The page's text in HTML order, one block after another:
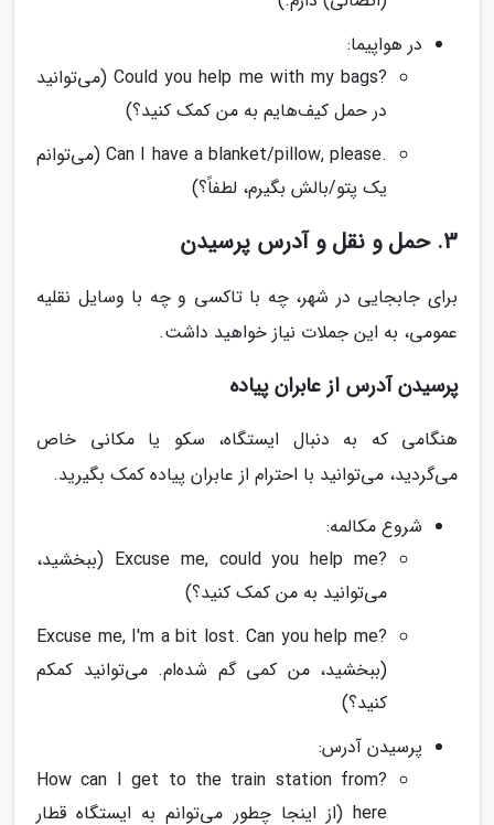
در هواپیما:
?Could you help me with my bags (می‌توانید
در حمل کیف‌هایم به من کمک کنید؟)
.Can I have a blanket/pillow, please (می‌توانم
یک پتو/بالش بگیرم، لطفاً؟)
3. حمل و نقل و آدرس پرسیدن
برای جابجایی در شهر، چه با تاکسی و چه با وسایل نقلیه
عمومی، به این جملات نیاز خواهید داشت.
پرسیدن آدرس از عابران پیاده
هنگامی که به دنبال ایستگاه، سکو یا مکانی خاص
می‌گردید، می‌توانید با احترام از عابران پیاده کمک بگیرید.
شروع مکالمه:
?Excuse me, could you help me (ببخشید،
می‌توانید به من کمک کنید؟)
?Excuse me, I'm a bit lost. Can you help me
(ببخشید، من کمی گم شده‌ام. می‌توانید کمکم
کنید؟)
پرسیدن آدرس:
?How can I get to the train station from
here (از اینجا چطور می‌توانم به ایستگاه قطار